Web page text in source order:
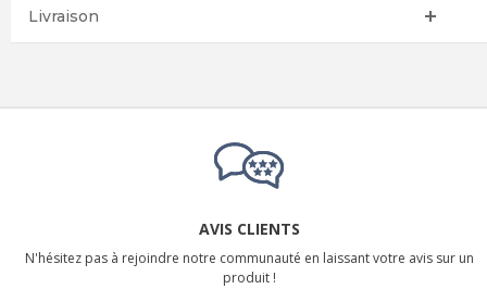
Livraison
AVIS CLIENTS
N'hésitez pas à rejoindre notre communauté en laissant votre avis sur un
produit !